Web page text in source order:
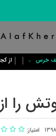
خرس از
دلار رساند؟
امتیاز: